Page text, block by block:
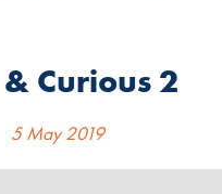
& Curious 2
5 May 2019